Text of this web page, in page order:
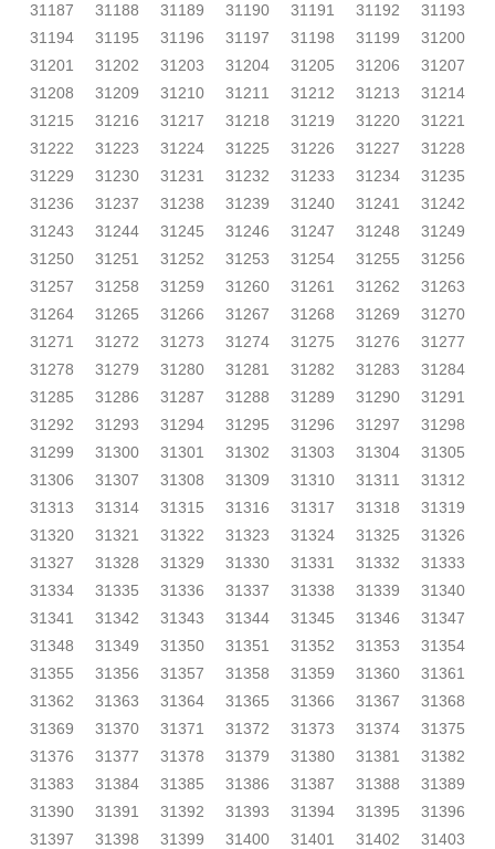
31187
31188 31189 31190 31191 31192
31193
31194
31195 31196 31197 31198 31199
31200
31201
31202 31203 31204 31205 31206
31207
31208
31209 31210 31211 31212 31213
31214
31215
31216 31217 31218 31219 31220
31221
31222
31223 31224 31225 31226 31227
31228
31229
31230 31231 31232 31233 31234
31235
31236
31237 31238 31239 31240 31241
31242
31243
31244 31245 31246 31247 31248
31249
31250
31251 31252 31253 31254 31255
31256
31257
31258 31259 31260 31261 31262
31263
31264
31265 31266 31267 31268 31269
31270
31271
31272 31273 31274 31275 31276
31277
31278
31279 31280 31281 31282 31283
31284
31285
31286 31287 31288 31289 31290
31291
31292
31293 31294 31295 31296 31297
31298
31299
31300 31301 31302 31303 31304
31305
31306
31307 31308 31309 31310 31311
31312
31313
31314 31315 31316 31317 31318
31319
31320
31321 31322 31323 31324 31325
31326
31327
31328 31329 31330 31331 31332
31333
31334
31335 31336 31337 31338 31339
31340
31341
31342 31343 31344 31345 31346
31347
31348
31349 31350 31351 31352 31353
31354
31355
31356 31357 31358 31359 31360
31361
31362
31363 31364 31365 31366 31367
31368
31369
31370 31371 31372 31373 31374
31375
31376
31377 31378 31379 31380 31381
31382
31383
31384 31385 31386 31387 31388
31389
31390
31391 31392 31393 31394 31395
31396
31397
31398 31399 31400 31401 31402
31403